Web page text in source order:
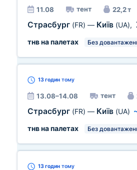
11.08 тент 22,2 т
Страсбург (FR) — Київ (UA),
тнв на палетах
Без
13 годин тому
13.08–14.08 тент
Страсбург (FR) — Київ (UA)
тнв на палетах
Без
13 годин тому